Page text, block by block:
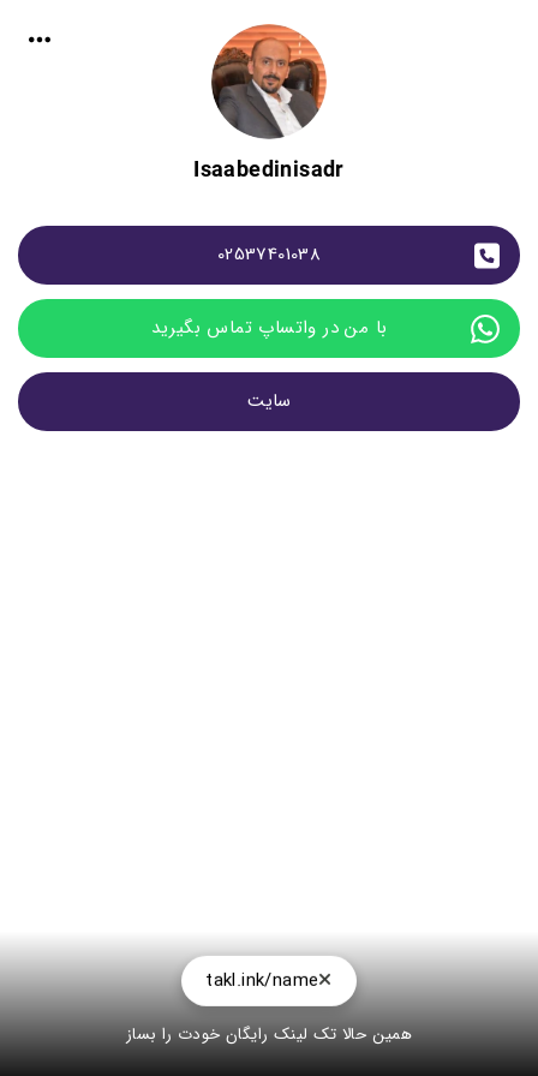
Isaabedinisadr
02537401038
با من در واتساپ تماس بگیرید
سایت
takl.ink/name
همین حالا تک لینک رایگان خودت را بساز